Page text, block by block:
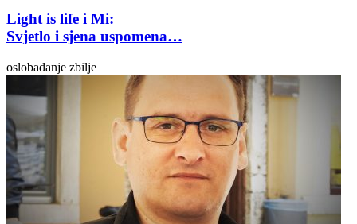
Light is life i Mi:
Svjetlo i sjena uspomena…
oslobađanje zbilje